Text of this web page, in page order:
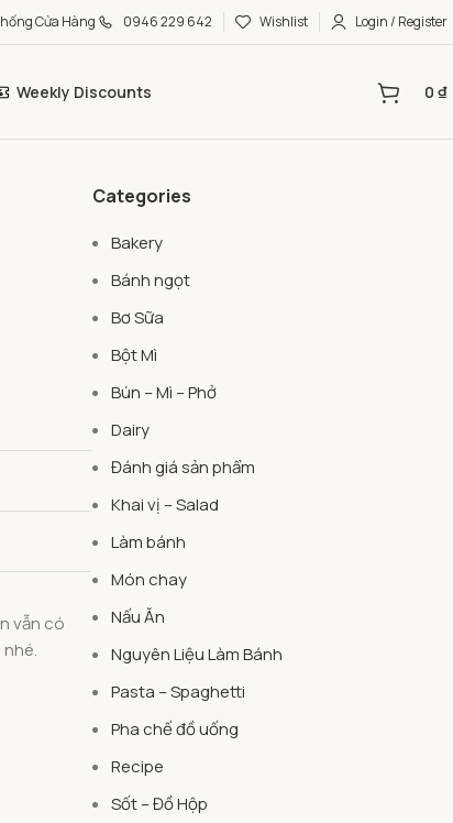
Cửa Hàng 0946 229 642 Wishlist Login / Register
Weekly Discounts 0 ₫
vẫn có
Categories
Bakery
Bánh ngọt
Bơ Sữa
Bột Mì
Bún – Mì – Phở
Dairy
Đánh giá sản phẩm
Khai vị – Salad
Làm bánh
Món chay
Nấu Ăn
Nguyên Liệu Làm Bánh
Pasta – Spaghetti
Pha chế đồ uống
Recipe
Sốt – Đồ Hộp